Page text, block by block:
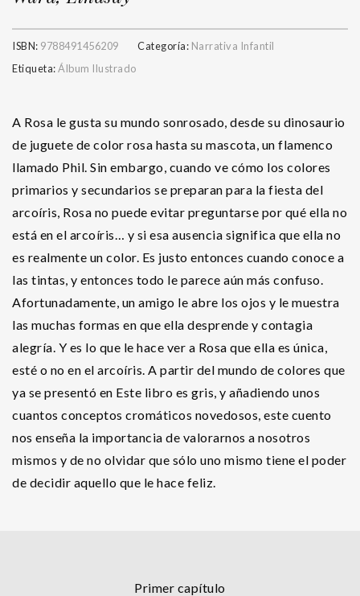
ISBN: 9788491456209 Categoría: Narrativa Infantil
Etiqueta:Álbum Ilustrado
A Rosa le gusta su mundo sonrosado, desde su dinosaurio
de juguete de color rosa hasta su mascota, un flamenco
llamado Phil. Sin embargo, cuando ve cómo los colores
primarios y secundarios se preparan para la fiesta del
arcoíris, Rosa no puede evitar preguntarse por qué ella no
está en el arcoíris… y si esa ausencia significa que ella no
es realmente un color. Es justo entonces cuando conoce a
las tintas, y entonces todo le parece aún más confuso.
Afortunadamente, un amigo le abre los ojos y le muestra
las muchas formas en que ella desprende y contagia
alegría. Y es lo que le hace ver a Rosa que ella es única,
esté o no en el arcoíris. A partir del mundo de colores que
ya se presentó en Este libro es gris, y añadiendo unos
cuantos conceptos cromáticos novedosos, este cuento
nos enseña la importancia de valorarnos a nosotros
mismos y de no olvidar que sólo uno mismo tiene el poder
de decidir aquello que le hace feliz.
Primer capítulo